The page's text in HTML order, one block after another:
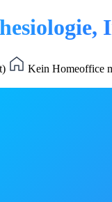
Kein Homeoffice